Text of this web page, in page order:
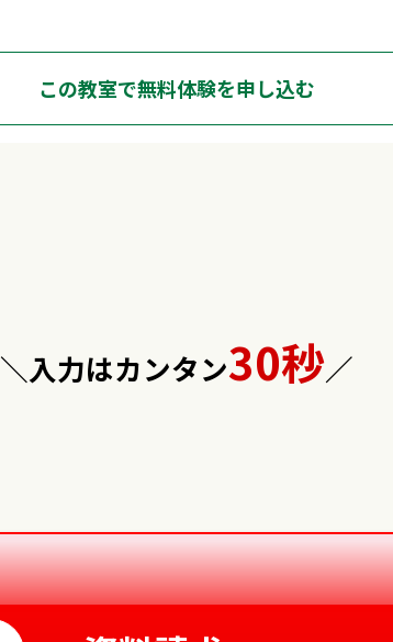
この教室で無料体験を申し込む
＼入力はカンタン30秒／